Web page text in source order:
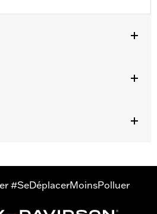
REV'IT - Rendez-vous sur
#SeDéplacerMoinsPolluer